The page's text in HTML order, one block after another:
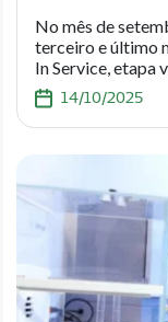
No mês de
terceiro e último
In Service, etapa
14/10/2025